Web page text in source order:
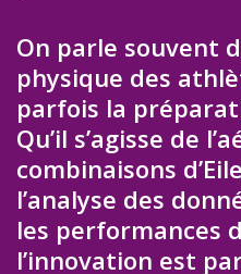
On parle souvent
physique des
parfois la
Qu’il s’agisse de
combinaisons
l’analyse des
les performances
l’innovation est